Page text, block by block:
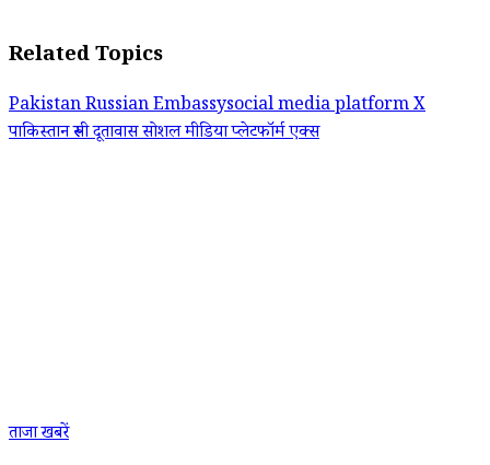
Related Topics
PakistanRussian Embassy​​social media platform X
पाकिस्तानरूसी दूतावाससोशल मीडिया प्लेटफॉर्म एक्स
ताजा खबरें